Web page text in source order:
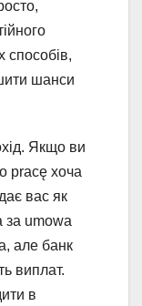
способів,
шанси
Якщо ви
pracę хоча
вас як
за umowa
але банк
виплат.
в